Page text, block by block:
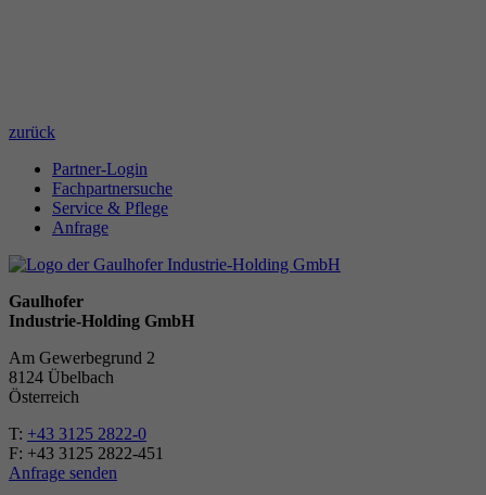
zurück
Partner-Login
Fachpartnersuche
Service & Pflege
Anfrage
Gaulhofer
Industrie-Holding GmbH
Am Gewerbegrund 2
8124 Übelbach
Österreich
T: +43 3125 2822-0
F: +43 3125 2822-451
Anfrage senden